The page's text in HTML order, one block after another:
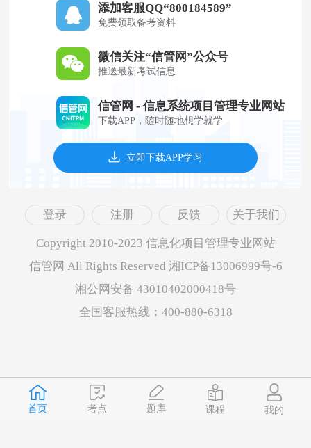
首页 考点 题库 课程 我的
添加客服QQ“800184589”
免费领取备考资料
微信关注“信管网”公众号
推送最新考试信息
信管网 - 信息系统项目管理专业网站
下载APP，随时随地想学就学
立即下载APP学习
登录 注册 反馈 关于我们
Copyright 2010-2023 信息化项目管理专业网站
信管网 All Rights Reserved 湘ICP备13006999号-6
湘公网安备 43010402000418号
全国客服热线：400-880-6318